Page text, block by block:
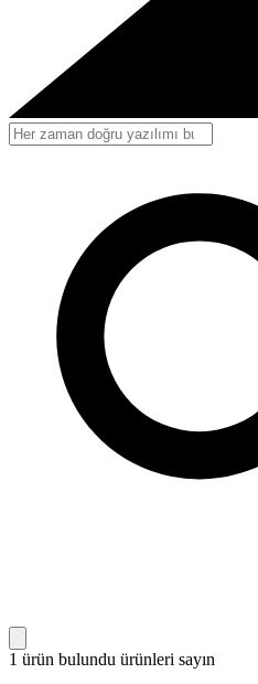
1 ürün bulundu ürünleri sayın